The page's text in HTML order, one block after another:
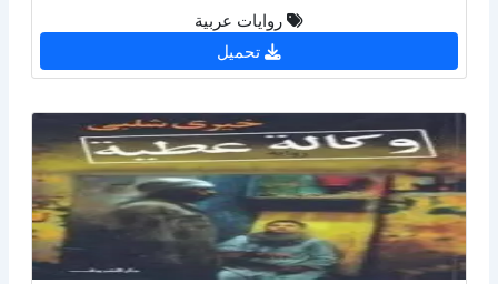
روايات عربية
تحميل